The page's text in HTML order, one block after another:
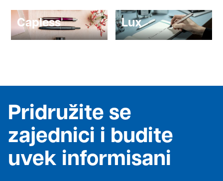
Capless Lux
Pridružite se
zajednici i budite
uvek informisani